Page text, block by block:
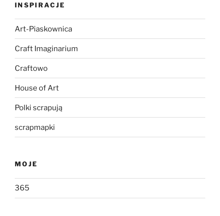
INSPIRACJE
Art-Piaskownica
Craft Imaginarium
Craftowo
House of Art
Polki scrapują
scrapmapki
MOJE
365